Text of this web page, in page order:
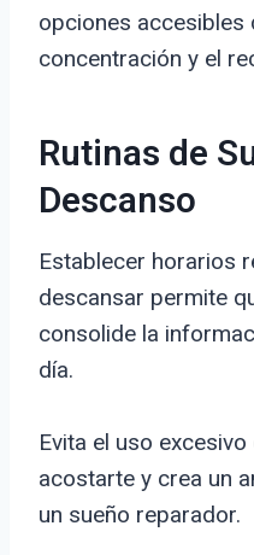
opciones accesibles
concentración y el
Rutinas de
Descanso
Establecer horarios
descansar permite
consolide la
día.
Evita el uso
acostarte y crea un
un sueño reparador.